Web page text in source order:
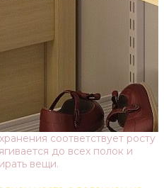
соответствует росту
до всех полок и
вещи.